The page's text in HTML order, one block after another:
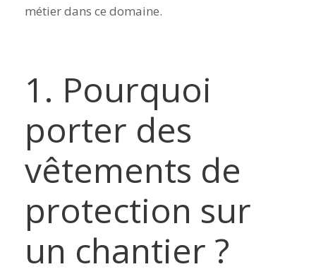
métier dans ce domaine.
1. Pourquoi
porter des
vêtements de
protection sur
un chantier ?